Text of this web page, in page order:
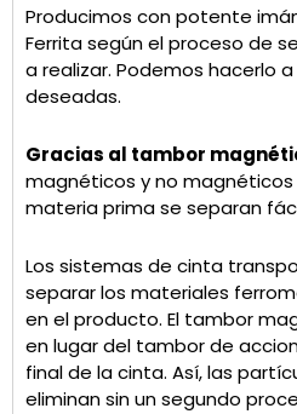
Producimos con potente
Ferrita según el proceso de
a realizar. Podemos hacerlo
deseadas.
Gracias al tambor
magnéticos y no
materia prima se separan
Los sistemas de cinta
separar los materiales
en el producto. El tambor
en lugar del tambor de
final de la cinta. Así, las
eliminan sin un segundo